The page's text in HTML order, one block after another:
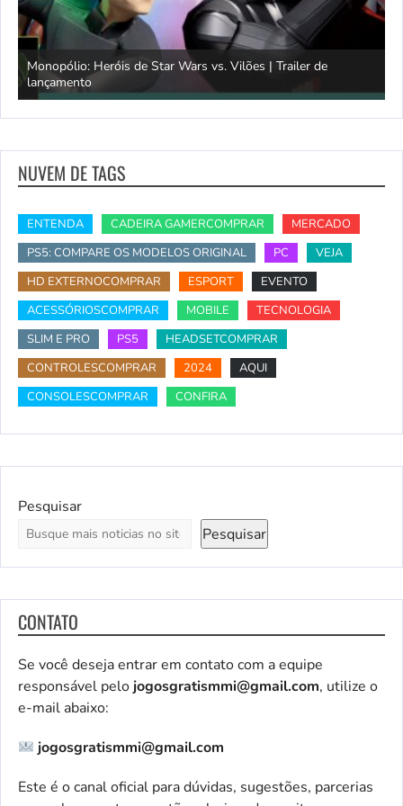
Monopólio: Heróis de Star Wars vs. Vilões | Trailer de
lançamento
NUVEM DE TAGS
ENTENDA CADEIRA GAMERCOMPRAR
MERCADO
PS5: COMPARE OS MODELOS ORIGINAL
PC
VEJA
HD EXTERNOCOMPRAR
ESPORT
EVENTO
ACESSÓRIOSCOMPRAR
MOBILE
TECNOLOGIA
SLIM E PRO
PS5
HEADSETCOMPRAR
CONTROLESCOMPRAR
2024
AQUI
CONSOLESCOMPRAR
CONFIRA
Pesquisar
Pesquisar
CONTATO
Se você deseja entrar em contato com a equipe
responsável pelojogosgratismmi@gmail.com, utilize o
e-mail abaixo:
jogosgratismmi@gmail.com
Este é o canal oficial para dúvidas, sugestões, parcerias